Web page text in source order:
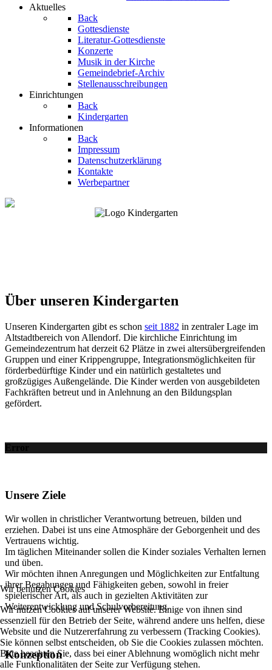
Aktuelles
Back
Gottesdienste
Literatur-Gottesdienste
Konzerte
Musik in der Kirche
Gemeindebrief-Archiv
Stellenausschreibungen
Einrichtungen
Back
Kindergarten
Informationen
Back
Impressum
Datenschutzerklärung
Kontakte
Werbepartner
Über unseren Kindergarten
Unseren Kindergarten gibt es schon seit 1882 in zentraler Lage im
Altstadtbereich von Allendorf. Die kirchliche Einrichtung im
Gemeindezentrum hat derzeit 62 Plätze in zwei altersübergreifenden
Gruppen und einer Krippengruppe, Integrationsmöglichkeiten für
förderbedürftige Kinder und ein natürlich gestaltetes und
großzügiges Außengelände. Die Kinder werden von ausgebildeten
Fachkräften betreut und in Anlehnung an den Bildungsplan
gefördert.
Error
Unsere Ziele
Wir wollen in christlicher Verantwortung betreuen, bilden und
erziehen. Dabei ist uns eine Atmosphäre der Geborgenheit und des
Vertrauens wichtig.
Im täglichen Miteinander sollen die Kinder soziales Verhalten lernen
und üben.
Wir möchten ihnen Anregungen und Möglichkeiten zur Entfaltung
ihrer Begabungen und Fähigkeiten geben, sowohl in freier
spielerischer Art, als auch in gezielten Aktivitäten zur
Weiterentwicklung und Schulvorbereitung.
Konzeption
Wir benutzen Cookies
Wir nutzen Cookies auf unserer Website. Einige von ihnen sind
essenziell für den Betrieb der Seite, während andere uns helfen, diese
Website und die Nutzererfahrung zu verbessern (Tracking Cookies).
Sie können selbst entscheiden, ob Sie die Cookies zulassen möchten.
Bitte beachten Sie, dass bei einer Ablehnung womöglich nicht mehr
alle Funktionalitäten der Seite zur Verfügung stehen.